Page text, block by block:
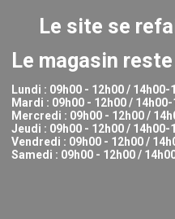
Le site se
Le magasin
Lundi : 09h00 - 12h00 / 14h00-
Mardi : 09h00 - 12h00 /
Mercredi : 09h00 - 12h00 /
Jeudi : 09h00 - 12h00 / 14h00-
Vendredi : 09h00 - 12h00 /
Samedi : 09h00 - 12h00 /